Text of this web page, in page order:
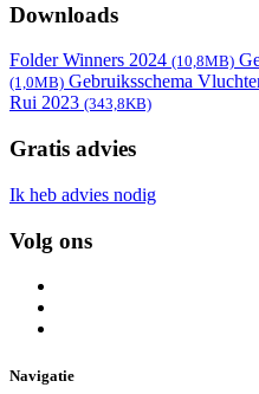
Downloads
Folder Winners 2024 (10,8MB)
(1,0MB) Gebruiksschema
Rui 2023 (343,8KB)
Gratis advies
Ik heb advies nodig
Volg ons
Navigatie